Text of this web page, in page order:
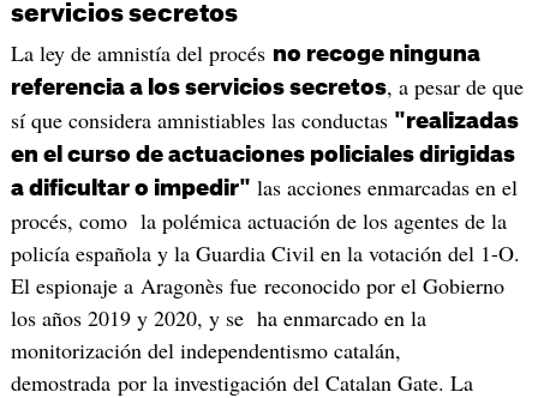
servicios secretos
La ley de amnistía del procés no recoge ninguna
referencia a los servicios secretos, a pesar de que
sí que considera amnistiables las conductas "realizadas
en el curso de actuaciones policiales dirigidas
a dificultar o impedir" las acciones enmarcadas en el
procés, como la polémica actuación de los agentes de la
policía española y la Guardia Civil en la votación del 1-O.
El espionaje a Aragonès fue reconocido por el Gobierno
los años 2019 y 2020, y se ha enmarcado en la
monitorización del independentismo catalán,
demostrada por la investigación del Catalan Gate. La